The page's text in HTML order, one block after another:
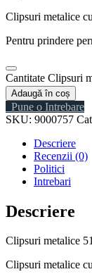
Clipsuri metalice
Pentru prindere
Cantitate Clipsuri
Adaugă în coș
Pune o Intrebare
SKU: 9000757
Descriere
Recenzii (0)
Politici
Intrebari
Descriere
Clipsuri metalice
Clipsuri metalice